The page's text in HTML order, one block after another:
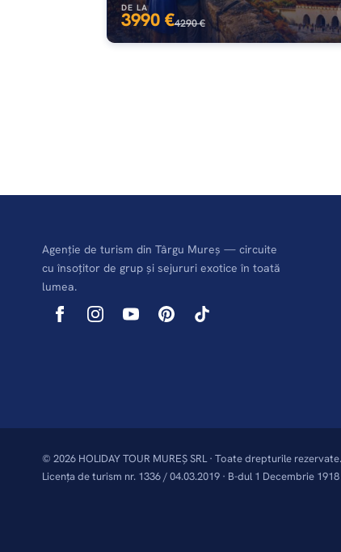
DE LA
3990 €4290 €
Agenție de turism din Târgu Mureș — circuite
cu însoțitor de grup și sejururi exotice în toată
lumea.
© 2026 HOLIDAY TOUR MUREȘ SRL · Toate drepturile rezervate.
Licența de turism nr. 1336 / 04.03.2019 · B-dul 1 Decembrie